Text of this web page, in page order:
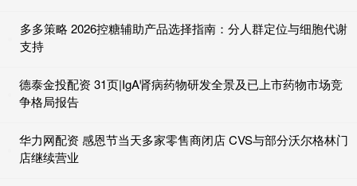
多多策略 2026控糖辅助产品选择指南：分人群定位与细胞代谢
支持
德泰金投配资 31页|IgA肾病药物研发全景及已上市药物市场竞
争格局报告
华力网配资 感恩节当天多家零售商闭店 CVS与部分沃尔格林门
店继续营业